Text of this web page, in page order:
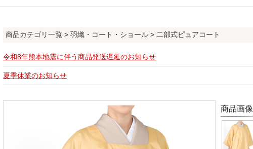
商品カテゴリ一覧 > 羽織・コート・ショール > 二部式ピュアコート
令和8年熊本地震に伴う商品発送遅延のお知らせ
夏季休業のお知らせ
商品画像